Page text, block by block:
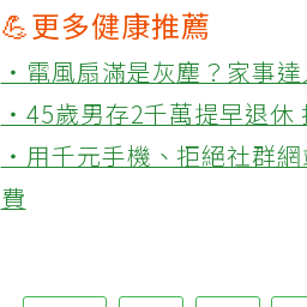
💪更多健康推薦
‧電風扇滿是灰塵？家事
‧45歲男存2千萬提早退休
‧用千元手機、拒絕社群
費